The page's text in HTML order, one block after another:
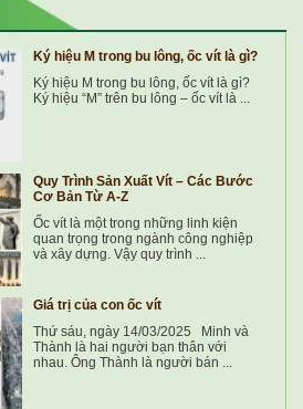
Ký hiệu M trong bu lông, ốc vít là gì?
Ký hiệu M trong bu lông, ốc vít là gì?
Ký hiệu “M” trên bu lông – ốc vít là ...
Quy Trình Sản Xuất Vít – Các Bước
Cơ Bản Từ A-Z
Ốc vít là một trong những linh kiện
quan trọng trong ngành công nghiệp
và xây dựng. Vậy quy trình ...
Giá trị của con ốc vít
Thứ sáu, ngày 14/03/2025 Minh và
Thành là hai người bạn thân với
nhau. Ông Thành là người bán ...